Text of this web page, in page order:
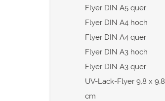
Flyer DIN A5 quer
Flyer DIN A4 hoch
Flyer DIN A4 quer
Flyer DIN A3 hoch
Flyer DIN A3 quer
UV-Lack-Flyer 9,8 x 9,8
cm